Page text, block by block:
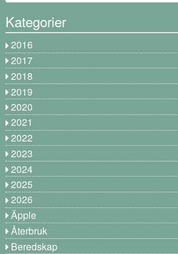
Kategorier
2016
2017
2018
2019
2020
2021
2022
2023
2024
2025
2026
Äpple
Återbruk
Beredskap